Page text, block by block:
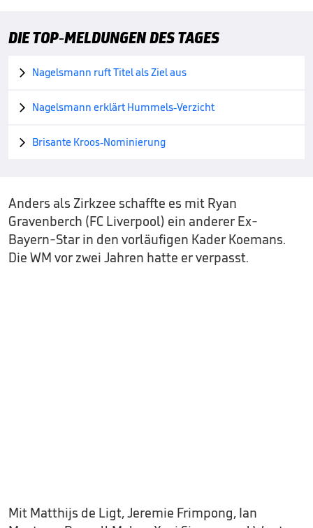
DIE TOP-MELDUNGEN DES TAGES
 Nagelsmann ruft Titel als Ziel aus
 Nagelsmann erklärt Hummels-Verzicht
 Brisante Kroos-Nominierung
Anders als Zirkzee schaffte es mit Ryan
Gravenberch (FC Liverpool) ein anderer Ex-
Bayern-Star in den vorläufigen Kader Koemans.
Die WM vor zwei Jahren hatte er verpasst.
Mit Matthijs de Ligt, Jeremie Frimpong, Ian